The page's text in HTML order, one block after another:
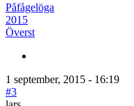
Påfågelöga
2015
Överst
1 september, 2015 - 16:19
#3